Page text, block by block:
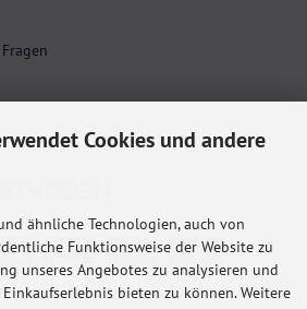
Cookies und andere
ähnliche Technologien, auch von
Funktionsweise der Website zu
unseres Angebotes zu analysieren und
bieten zu können. Weitere